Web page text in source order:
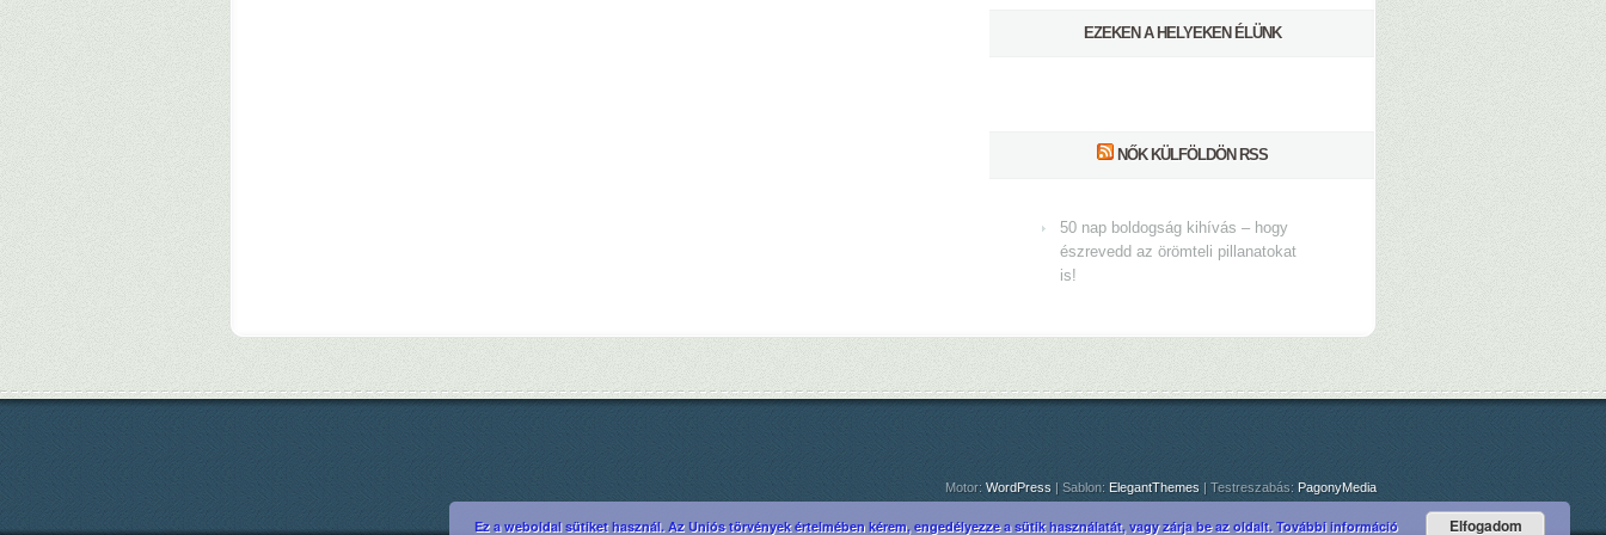
EZEKEN A HELYEKEN ÉLÜNK
NŐK KÜLFÖLDÖN RSS
50 nap boldogság kihívás – hogy
észrevedd az örömteli pillanatokat
is!
Motor: WordPress | Sablon: ElegantThemes | Testreszabás: PagonyMedia
Ez a weboldal sütiket használ. Az Uniós törvények értelmében kérem, engedélyezze a sütik használatát, vagy zárja be az oldalt. További információ Elfogadom